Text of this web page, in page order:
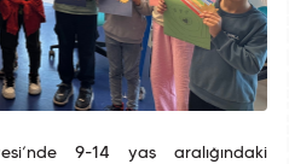
9-14 yaş aralığındaki